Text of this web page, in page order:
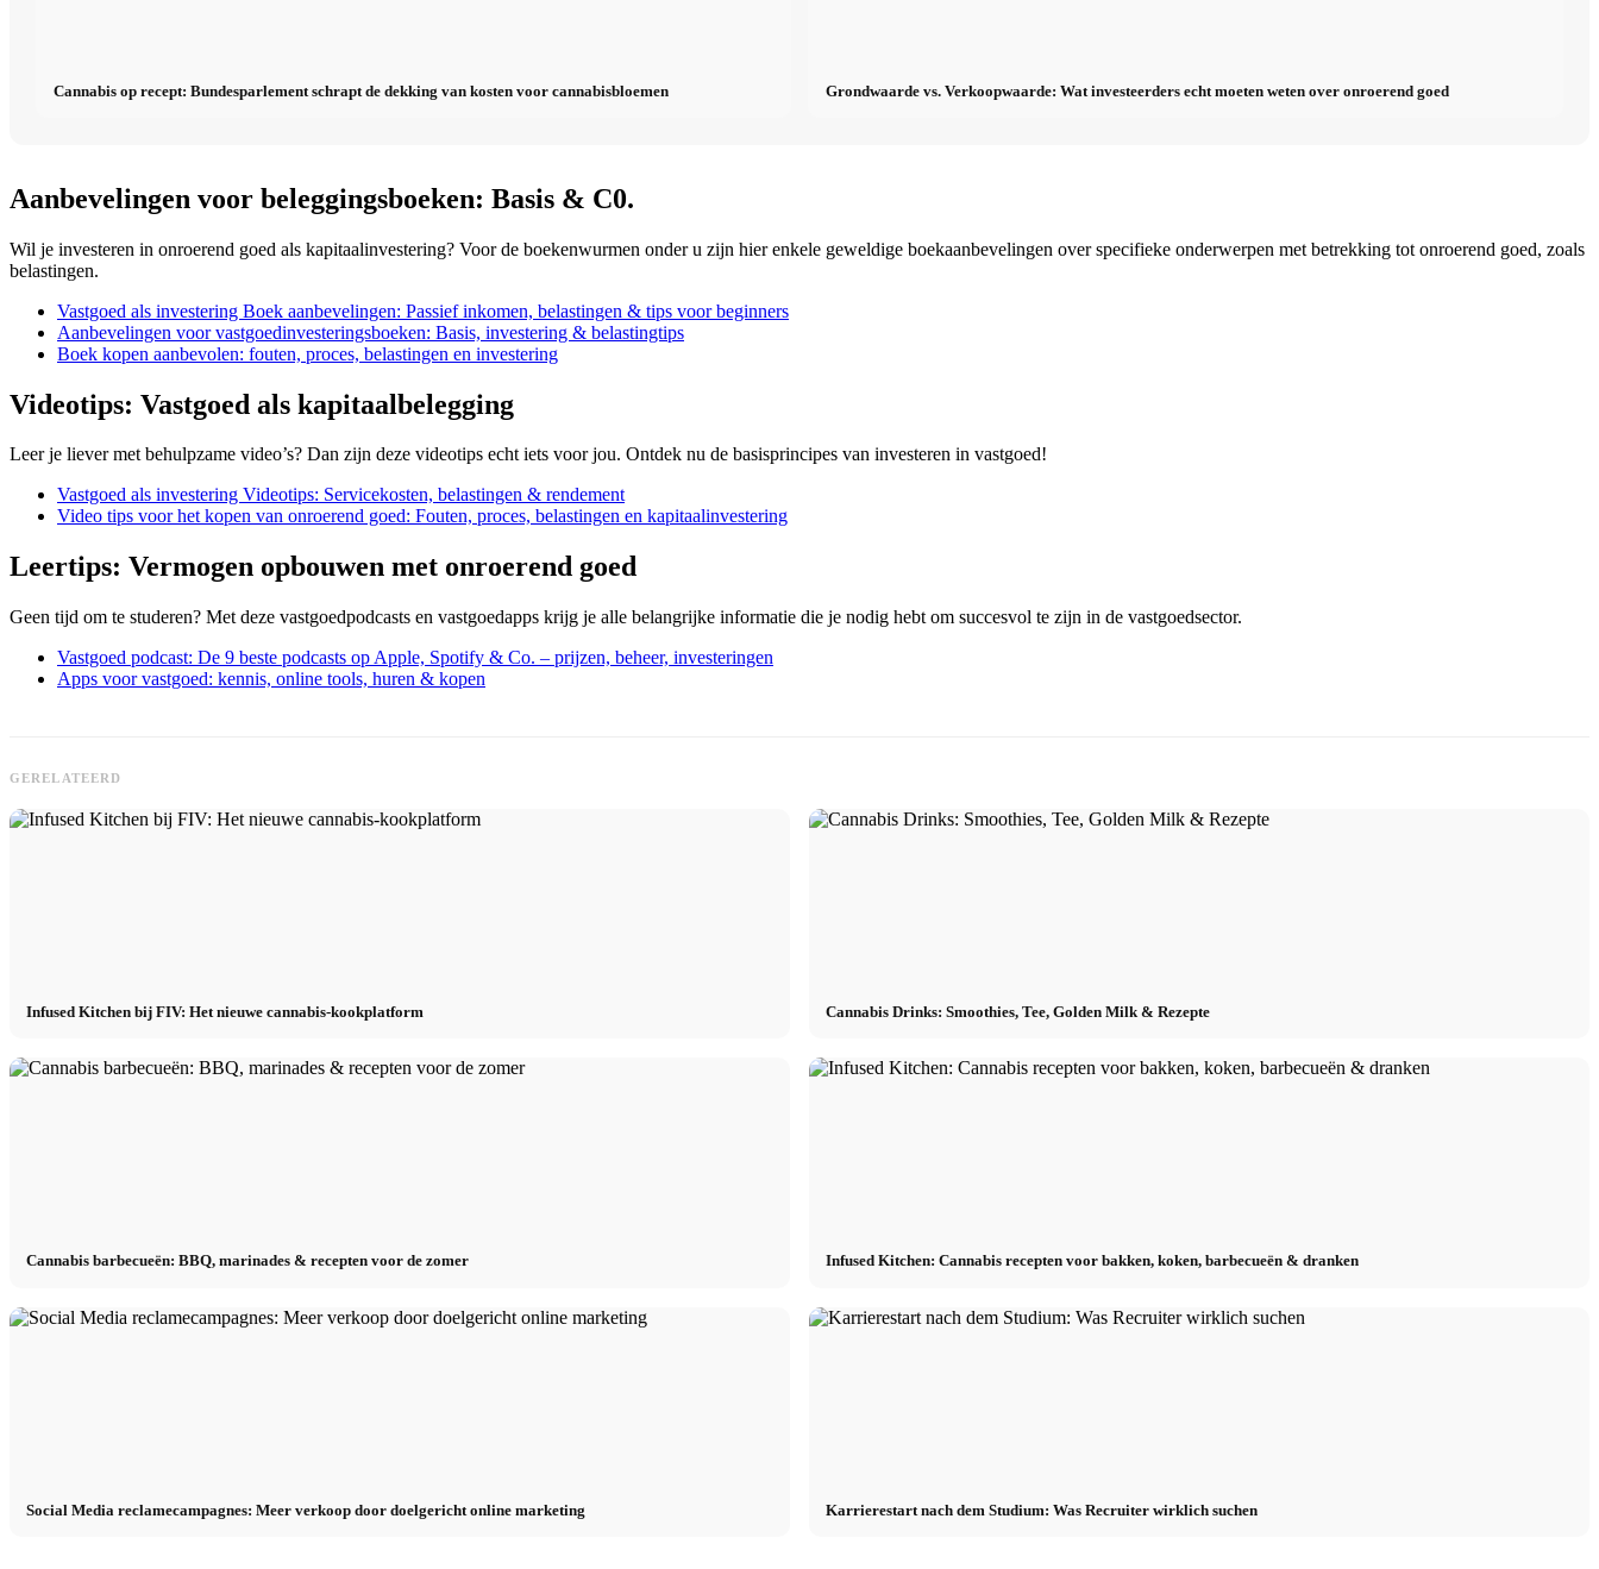
Cannabis op recept: Bundesparlement schrapt de dekking van kosten voor cannabisbloemen Grondwaarde vs. Verkoopwaarde: Wat investeerders echt moeten weten over onroerend goed
Aanbevelingen voor beleggingsboeken: Basis & C0.
Wil je investeren in onroerend goed als kapitaalinvestering? Voor de boekenwurmen onder u zijn hier enkele geweldige boekaanbevelingen over specifieke onderwerpen met betrekking tot onroerend goed, zoals
belastingen.
Vastgoed als investering Boek aanbevelingen: Passief inkomen, belastingen & tips voor beginners
Aanbevelingen voor vastgoedinvesteringsboeken: Basis, investering & belastingtips
Boek kopen aanbevolen: fouten, proces, belastingen en investering
Videotips: Vastgoed als kapitaalbelegging
Leer je liever met behulpzame video’s? Dan zijn deze videotips echt iets voor jou. Ontdek nu de basisprincipes van investeren in vastgoed!
Vastgoed als investering Videotips: Servicekosten, belastingen & rendement
Video tips voor het kopen van onroerend goed: Fouten, proces, belastingen en kapitaalinvestering
Leertips: Vermogen opbouwen met onroerend goed
Geen tijd om te studeren? Met deze vastgoedpodcasts en vastgoedapps krijg je alle belangrijke informatie die je nodig hebt om succesvol te zijn in de vastgoedsector.
Vastgoed podcast: De 9 beste podcasts op Apple, Spotify & Co. – prijzen, beheer, investeringen
Apps voor vastgoed: kennis, online tools, huren & kopen
GERELATEERD
Infused Kitchen bij FIV: Het nieuwe cannabis-kookplatform Cannabis Drinks: Smoothies, Tee, Golden Milk & Rezepte
Cannabis barbecueën: BBQ, marinades & recepten voor de zomer Infused Kitchen: Cannabis recepten voor bakken, koken, barbecueën & dranken
Social Media reclamecampagnes: Meer verkoop door doelgericht online marketing Karrierestart nach dem Studium: Was Recruiter wirklich suchen